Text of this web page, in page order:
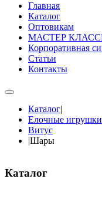
Главная
Каталог
Оптовикам
МАСТЕР
Корпоративная
Статьи
Контакты
Каталог|
Елочные игрушки
Витус
|Шары
Каталог